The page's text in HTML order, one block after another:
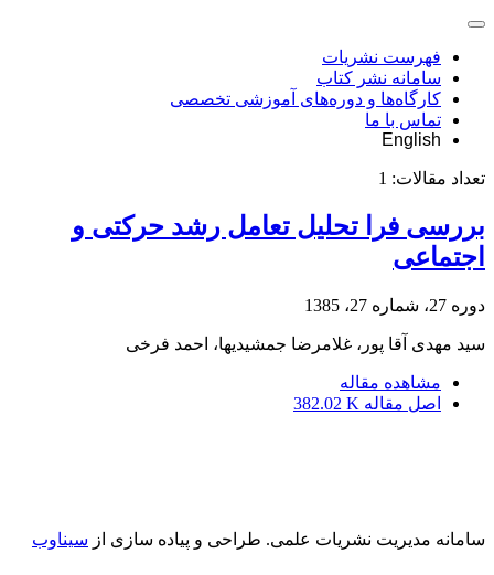
فهرست نشریات
سامانه نشر کتاب
کارگاه‌ها و دوره‌های آموزشی تخصصی
تماس با ما
English
تعداد مقالات: 1
بررسی فرا تحلیل تعامل رشد حرکتی و
اجتماعی
دوره 27، شماره 27، 1385
سید مهدی آقا پور، غلامرضا جمشیدیها، احمد فرخی
مشاهده مقاله
اصل مقاله 382.02 K
سامانه مدیریت نشریات علمی. طراحی و پیاده سازی از سیناوب